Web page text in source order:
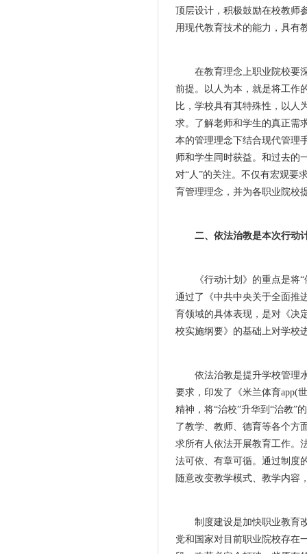
顶层设计，积极鼓励在校教师
用现代教育技术的能力，具有
在教育理念上职业院校要深
前提。以人为本，就是将工作
比，学校具有其特殊性，以人
求。了解老师和学生的真正需
本的管理理念下结合现代管理
师和学生同时获益。和过去的
对“人”的关注。不仅有宏观要
育管理理念，并为各职业院校
二、依法治教是本次行动
《行动计划》的重点是将“
通过了《中共中央关于全面推
育领域的具体表现，是对《决
校实施纲要》的基础上对学校
依法治教是提升学校管理水
要求，印发了《米兰体育app(
精神，将“治校”升华到“治教”
了教学、教师、德育等各个方
求所有人依法开展教育工作。
法可依、有章可循。通过制度
随意改变教学模式、教学内容
制度建设是加快职业教育改
党和国家对目前职业院校存在